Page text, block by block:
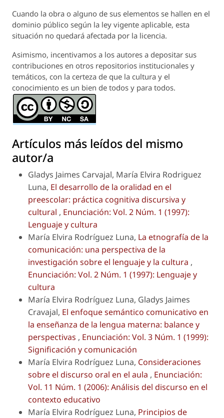
Cuando la obra o alguno de sus elementos se hallen en el
dominio público según la ley vigente aplicable, esta
situación no quedará afectada por la licencia.
Asimismo, incentivamos a los autores a depositar sus
contribuciones en otros repositorios institucionales y
temáticos, con la certeza de que la cultura y el
conocimiento es un bien de todos y para todos.
Artículos más leídos del mismo
autor/a
Gladys Jaimes Carvajal, María Elvira Rodriguez
Luna, El desarrollo de la oralidad en el
preescolar: práctica cognitiva discursiva y
cultural , Enunciación: Vol. 2 Núm. 1 (1997):
Lenguaje y cultura
María Elvira Rodríguez Luna, La etnografía de la
comunicación: una perspectiva de la
investigación sobre el lenguaje y la cultura ,
Enunciación: Vol. 2 Núm. 1 (1997): Lenguaje y
cultura
María Elvira Rodríguez Luna, Gladys Jaimes
Cravajal, El enfoque semántico comunicativo en
la enseñanza de la lengua materna: balance y
perspectivas , Enunciación: Vol. 3 Núm. 1 (1999):
Significación y comunicación
María Elvira Rodríguez Luna, Consideraciones
sobre el discurso oral en el aula , Enunciación:
Vol. 11 Núm. 1 (2006): Análisis del discurso en el
contexto educativo
María Elvira Rodríguez Luna, Principios de